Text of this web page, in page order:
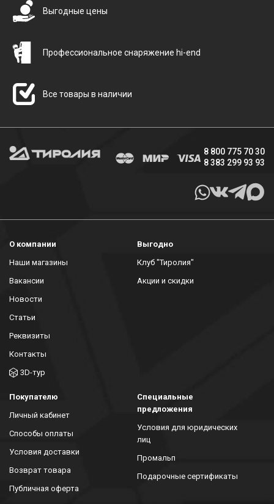
Выгодные цены
Профессиональное снаряжение hi-end
Все товары в наличии
8 800 775 70 30
8 383 299 93 93
О компании
Наши магазины
Вакансии
Новости
Статьи
Реквизиты
Контакты
3D-тур
Выгодно
Клуб "Тиролия"
Акции и скидки
Покупателю
Личный кабинет
Способы оплаты
Условия доставки
Возврат товара
Публичная оферта
Специальные
предложения
Условия для юридических
лиц
Промальп
Подарочные сертификаты